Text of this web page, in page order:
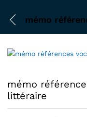
mémo
littéraire